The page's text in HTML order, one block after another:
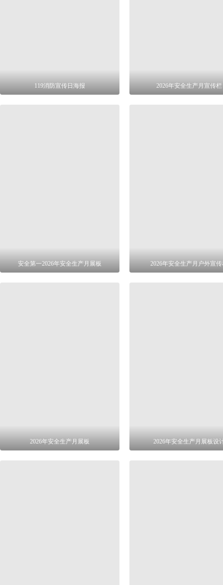
119消防宣传日海报 2026年安全生产月宣传栏
安全第一2026年安全生产月展板 2026年安全生产月户外宣
2026年安全生产月展板 2026年安全生产月展板设